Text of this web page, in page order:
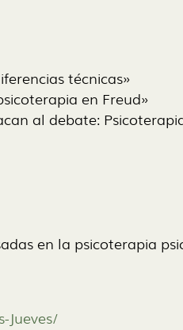
técnicas»
en Freud»
al debate:
en la psicoterapia
Jueves/